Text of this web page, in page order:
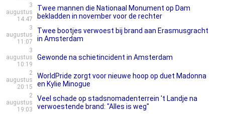
3
augustus
14:47
Twee mannen die Nationaal Monument op Dam
bekladden in november voor de rechter
3
augustus
11:07
Twee bootjes verwoest bij brand aan Erasmusgracht
in Amsterdam
3
augustus
10:19
Gewonde na schietincident in Amsterdam
2
augustus
20:15
WorldPride zorgt voor nieuwe hoop op duet Madonna
en Kylie Minogue
2
augustus
19:03
Veel schade op stadsnomadenterrein 't Landje na
verwoestende brand: "Alles is weg"